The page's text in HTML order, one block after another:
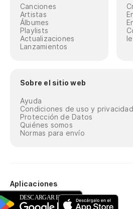
Canciones
Artistas
Álbumes
Playlists
Actualizaciones
Lanzamientos
Sobre el sitio web
Ayuda
Condiciones de uso y privacidad
Protección de Datos
Quiénes somos
Normas para envío
Aplicaciones